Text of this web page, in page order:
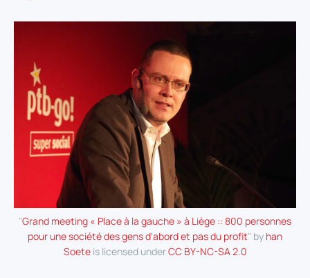
"Grand meeting « Place à la gauche » à Liège :: 800 personnes
pour une société des gens d'abord et pas du profit" by han
Soeteis licensed underCC BY-NC-SA 2.0